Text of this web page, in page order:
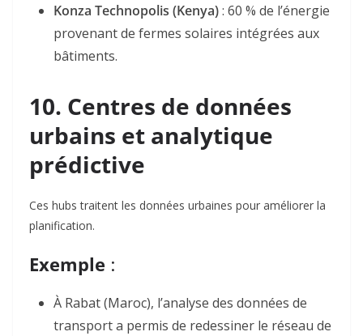
Konza Technopolis (Kenya): 60 % de l’énergie
provenant de fermes solaires intégrées aux
bâtiments.
10. Centres de données
urbains et analytique
prédictive
Ces hubs traitent les données urbaines pour améliorer la
planification.
Exemple :
À Rabat (Maroc), l’analyse des données de
transport a permis de redessiner le réseau de